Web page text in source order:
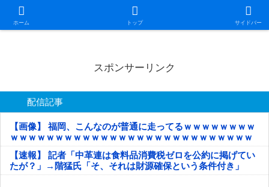
ホーム トップ サイドバー
日本第一！ニュース録
スポンサーリンク
配信記事
【画像】 福岡、こんなのが普通に走ってるｗｗｗｗｗｗｗｗ
ｗｗｗｗｗｗｗｗｗｗｗｗｗｗｗｗｗｗｗｗｗｗｗｗｗｗｗ
ｗｗｗｗｗ
【速報】 記者「中革連は食料品消費税ゼロを公約に掲げてい
たが？」→階猛氏「そ、それは財源確保という条件付き」